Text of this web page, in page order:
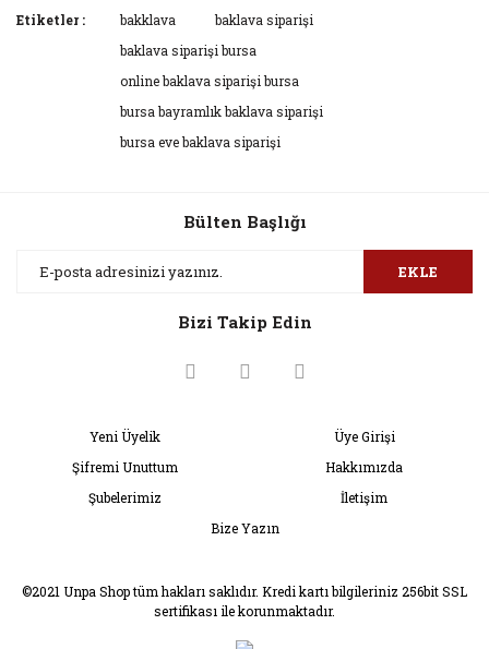
Bu ürüne ilk yorumu siz yapın!
konularda yetersiz gördüğünüz noktaları öneri formunu
Görüş ve önerileriniz için teşekkür ederiz.
Ürün resmi kalitesiz, bozuk veya görüntülenemiyor.
Ürün açıklamasında eksik bilgiler bulunuyor.
Bu ürüne benzer farklı alternatifler olmalı.
Gönder
Etiketler : bakklava
baklava siparişi
baklava siparişi bursa
online baklava siparişi bursa
bursa bayramlık baklava siparişi
bursa eve baklava siparişi
Bülten Başlığı
EKLE
Bizi Takip Edin
Yeni Üyelik
Üye Girişi
Şifremi Unuttum
Hakkımızda
Şubelerimiz
İletişim
Bize Yazın
©2021 Unpa Shop tüm hakları saklıdır. Kredi kartı bilgileriniz 256bit SSL
sertifikası ile korunmaktadır.